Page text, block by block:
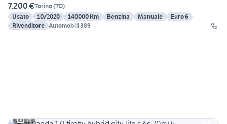
7.200 €Torino(TO)
Usato
10/2020 140000 Km Benzina Manuale
Euro 6
Rivenditore Automobili 389
18